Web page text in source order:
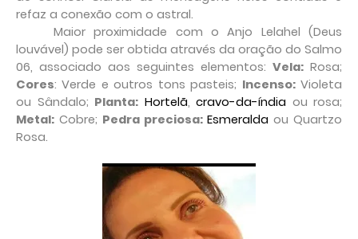
refaz a conexão com o astral.
Maior proximidade com o Anjo Lelahel (Deus
louvável) pode ser obtida através da oração do Salmo
06, associado aos seguintes elementos: Vela: Rosa;
Cores: Verde e outros tons pasteis; Incenso:Violeta
ou Sândalo; Planta: Hortelã, cravo-da-índia ou rosa;
Metal: Cobre; Pedra preciosa: Esmeralda ou Quartzo
Rosa.